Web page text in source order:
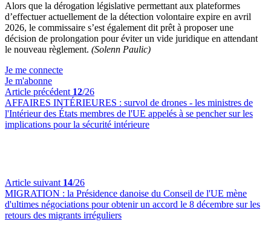
Alors que la dérogation législative permettant aux plateformes
d’effectuer actuellement de la détection volontaire expire en avril
2026, le commissaire s’est également dit prêt à proposer une
décision de prolongation pour éviter un vide juridique en attendant
le nouveau règlement. (Solenn Paulic)
Je me connecte
Je m'abonne
Article précédent 12/26
AFFAIRES INTÉRIEURES : survol de drones - les ministres de
l'Intérieur des États membres de l'UE appelés à se pencher sur les
implications pour la sécurité intérieure
Article suivant 14/26
MIGRATION : la Présidence danoise du Conseil de l'UE mène
d'ultimes négociations pour obtenir un accord le 8 décembre sur les
retours des migrants irréguliers